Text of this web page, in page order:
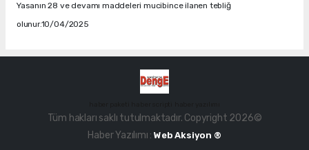
Yasanın 28 ve devamı maddeleri mucibince ilanen tebliğ
olunur.10/04/2025
Tüm hakları saklı tutulmaktadır. Copyright 2026©
Haber Yazılımı :Web Aksiyon ®